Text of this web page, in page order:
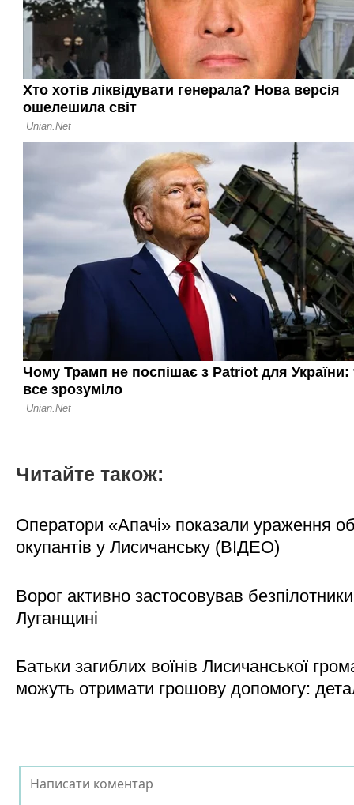
Читайте також:
Оператори «Апачі» показали ураження
окупантів у Лисичанську (ВІДЕО)
Ворог активно застосовував
Луганщині
Батьки загиблих воїнів Лисичанської
можуть отримати грошову допомогу: